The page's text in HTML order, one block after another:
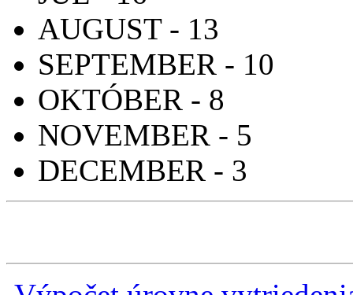
AUGUST - 13
SEPTEMBER - 10
OKTÓBER - 8
NOVEMBER - 5
DECEMBER - 3